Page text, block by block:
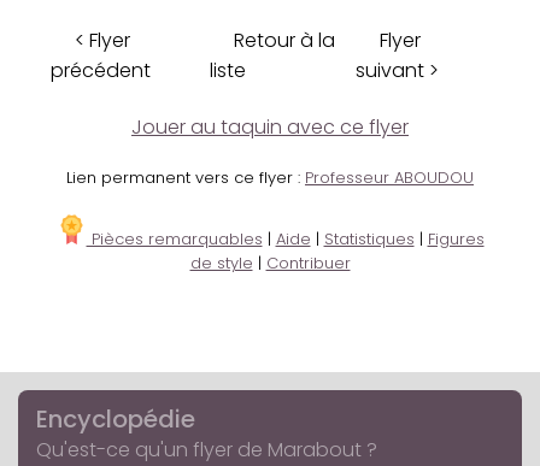
< Flyer
précédent
Retour à la
liste
Flyer
suivant >
Jouer au taquin avec ce flyer
Lien permanent vers ce flyer : Professeur ABOUDOU
Pièces remarquables | Aide | Statistiques | Figures
de style | Contribuer
Encyclopédie
Qu'est-ce qu'un flyer de Marabout ?